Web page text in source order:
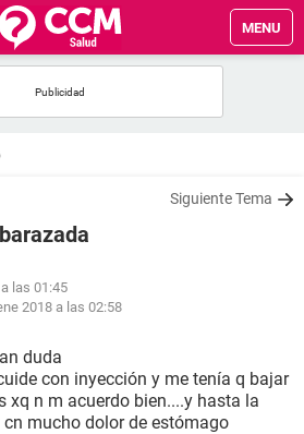
MENU
Siguiente Tema
las 01:45
2018 a las 02:58
duda
con inyección y me tenía q bajar
xq n m acuerdo bien....y hasta la
mucho dolor de estómago